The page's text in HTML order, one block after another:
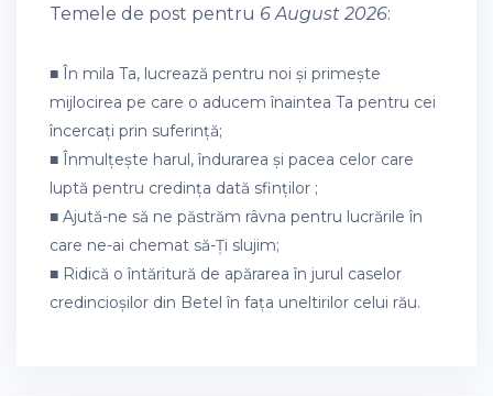
Temele de post pentru 6 August 2026:
■ În mila Ta, lucrează pentru noi și primește
mijlocirea pe care o aducem înaintea Ta pentru cei
încercați prin suferință;
■ Înmulțește harul, îndurarea și pacea celor care
luptă pentru credința dată sfinților ;
■ Ajută-ne să ne păstrăm râvna pentru lucrările în
care ne-ai chemat să-Ți slujim;
■ Ridică o întăritură de apărarea în jurul caselor
credincioșilor din Betel în fața uneltirilor celui rău.